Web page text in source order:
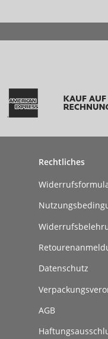
Rechtliches
Datenschutz
AGB